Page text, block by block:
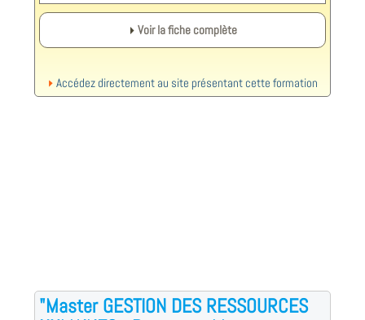
Voir la fiche complète
Accédez directement au site présentant cette formation
"Master GESTION DES RESSOURCES